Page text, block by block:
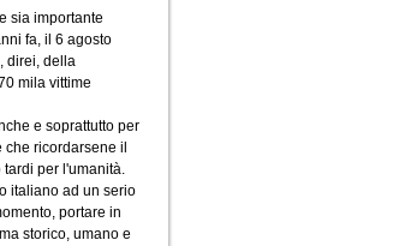
sia importante
fa, il 6 agosto
direi, della
mila vittime
e soprattutto per
ricordarsene il
per l'umanità.
italiano ad un serio
portare in
storico, umano e